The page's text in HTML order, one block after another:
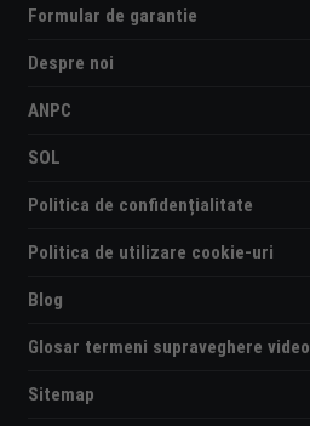
Formular de garantie
Despre noi
ANPC
SOL
Politica de confidențialitate
Politica de utilizare cookie-uri
Blog
Glosar termeni supraveghere video
Sitemap